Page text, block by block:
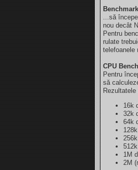
Benchmark
...să
nou decât
Pentru
rulate
telefoanele
CPU
Pentru
să
16k
32k
64k
1M
2M